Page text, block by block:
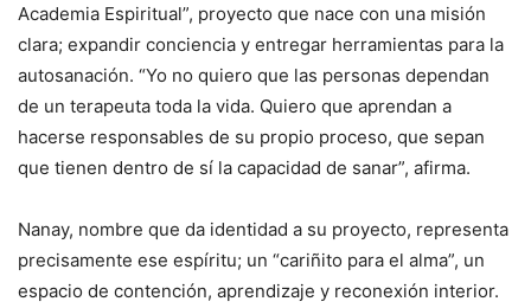
Academia Espiritual”, proyecto que nace con una misión
clara; expandir conciencia y entregar herramientas para la
autosanación. “Yo no quiero que las personas dependan
de un terapeuta toda la vida. Quiero que aprendan a
hacerse responsables de su propio proceso, que sepan
que tienen dentro de sí la capacidad de sanar”, afirma.
Nanay, nombre que da identidad a su proyecto, representa
precisamente ese espíritu; un “cariñito para el alma”, un
espacio de contención, aprendizaje y reconexión interior.